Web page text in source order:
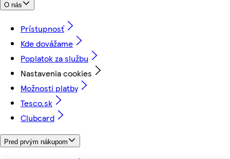
O nás
Prístupnosť
Kde dovážame
Poplatok za službu
Nastavenia cookies
Možnosti platby
Tesco.sk
Clubcard
Pred prvým nákupom